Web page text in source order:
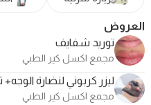
العروض
توريد شفايف
مجمع اكسل كير الطبي
ليزر كربوني لنضارة
مجمع اكسل كير الطبي